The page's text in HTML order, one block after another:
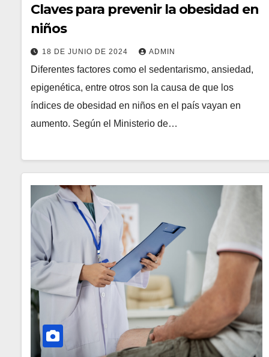
Claves para prevenir la obesidad en
niños
18 DE JUNIO DE 2024 ADMIN
Diferentes factores como el sedentarismo, ansiedad,
epigenética, entre otros son la causa de que los
índices de obesidad en niños en el país vayan en
aumento. Según el Ministerio de…